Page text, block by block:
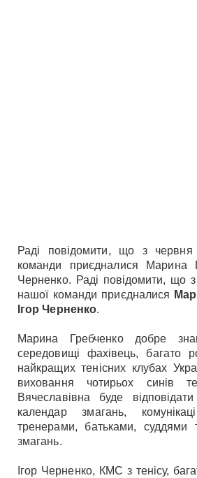
Раді повідомити, що з
команди приєдналися Марина
Черненко. Раді повідомити, що
нашої команди приєдналися
Ігор Черненко.
Марина Гребченко добре
середовищі фахівець, багато
найкращих тенісних клубах
виховання чотирьох синів
Вячеславівна буде
календар змагань,
тренерами, батьками, суддями
змагань.
Ігор Черненко, КМС з тенісу,